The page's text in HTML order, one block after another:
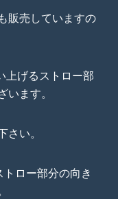
販売していますの
上げるストロー部
ます。
い。
ロー部分の向き